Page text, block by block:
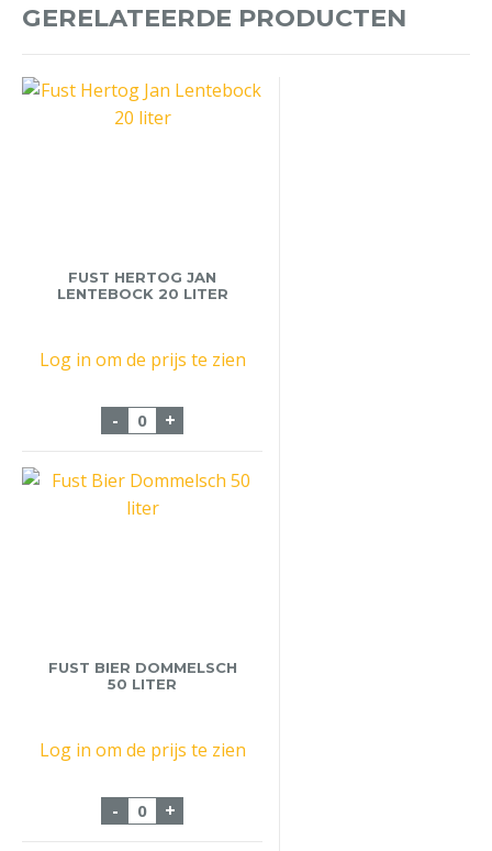
GERELATEERDE PRODUCTEN
FUST HERTOG JAN
LENTEBOCK 20 LITER
Log in om de prijs te zien
- Fust Hertog Jan Lentebock 20 liter aantal
+
FUST BIER DOMMELSCH
50 LITER
Log in om de prijs te zien
- Fust Bier Dommelsch 50 liter aantal
+